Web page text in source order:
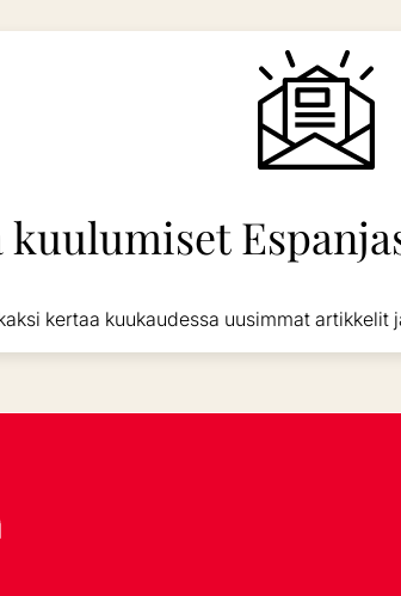
kuulumiset
kertaa kuukaudessa uusimmat artikkelit